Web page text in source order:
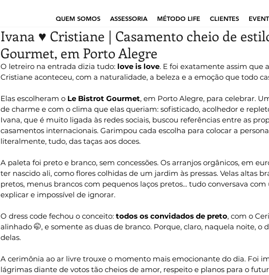
QUEM SOMOS ASSESSORIA MÉTODO LIFE CLIENTES
Ivana ♥ Cristiane | Casamento cheio de
Gourmet, em Porto Alegre
O letreiro na entrada dizia tudo: love is love. E foi exatamente assim que
Cristiane aconteceu, com a naturalidade, a beleza e a emoção que todo
Elas escolheram o Le Bistrot Gourmet, em Porto Alegre, para celebrar.
de charme e com o clima que elas queriam: sofisticado, acolhedor e
Ivana, que é muito ligada às redes sociais, buscou referências entre as
casamentos internacionais. Garimpou cada escolha para colocar a
literalmente, tudo, das taças aos doces.
A paleta foi preto e branco, sem concessões. Os arranjos orgânicos, em
ter nascido ali, como flores colhidas de um jardim às pressas. Velas altas
pretos, menus brancos com pequenos laços pretos... tudo conversava
explicar e impossível de ignorar.
O dress code fechou o conceito: todos os convidados de preto, com o
alinhado 🤭, e somente as duas de branco. Porque, claro, naquela noite, o
delas.
A cerimônia ao ar livre trouxe o momento mais emocionante do dia. Foi
lágrimas diante de votos tão cheios de amor, respeito e planos para o